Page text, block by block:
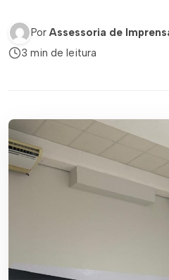
Por Assessoria de
3 min de leitura